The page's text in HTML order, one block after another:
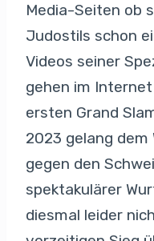
Media-Seiten ob
Judostils schon
Videos seiner
gehen im
ersten Grand
2023 gelang dem
gegen den
spektakulärer
diesmal leider